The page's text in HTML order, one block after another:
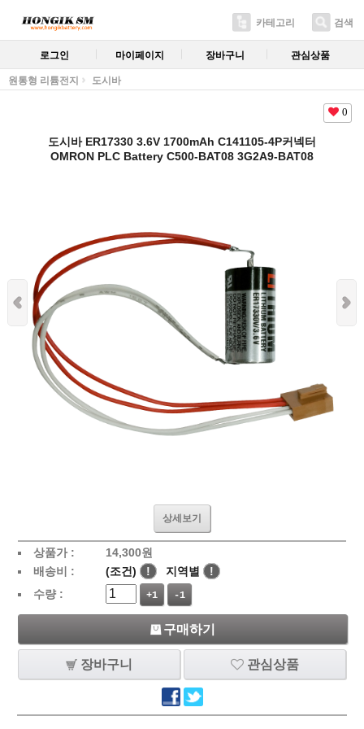
카테고리 검색
로그인 마이페이지 장바구니 관심상품
원통형 리튬전지 도시바
0
도시바 ER17330 3.6V 1700mAh C141105-4P커넥터
OMRON PLC Battery C500-BAT08 3G2A9-BAT08
상세보기
상품가 : 14,300원
배송비 :
(조건) ! 지역별
!
수량 :
+1 -1
구매하기
장바구니 관심상품